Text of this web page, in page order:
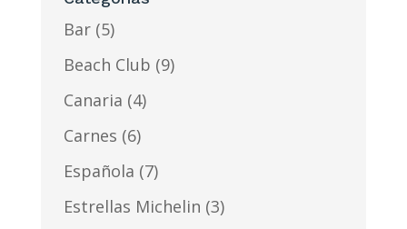
Bar (5)
Beach Club (9)
Canaria (4)
Carnes (6)
Española (7)
Estrellas Michelin (3)